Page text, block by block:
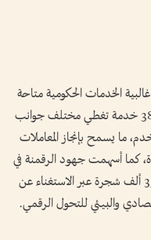
الخدمات الحكومية متاحة
إلكترونياً. ويوفر تطبيق «دبي الآن» أكثر من 380 خدمة تغطي مختلف جوانب
منها 2.4 مليون مستخدم، ما يسمح بإنجاز المعاملات
كما أسهمت جهود الرقمنة في
توفير 13 مليون ساعة عمل، وإنقاذ أكثر من 39 ألف شجرة عبر الاستغناء عن
والبيئي للتحول الرقمي.